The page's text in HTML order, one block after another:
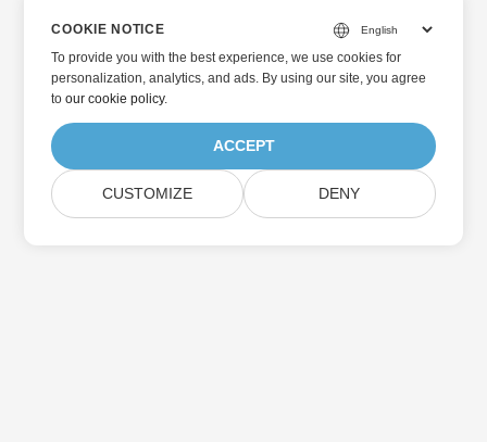
COOKIE NOTICE
To provide you with the best experience, we use cookies for
personalization, analytics, and ads. By using our site, you agree
toour cookie policy.
ACCEPT
CUSTOMIZE DENY